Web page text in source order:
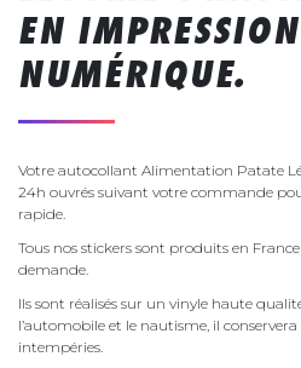
EN IMPRESSION
NUMÉRIQUE.
Votre autocollant Alimentation Patate
24h ouvrés suivant votre commande
rapide.
Tous nos stickers sont produits en
demande.
Ils sont réalisés sur un vinyle haute
l’automobile et le nautisme, il
intempéries.